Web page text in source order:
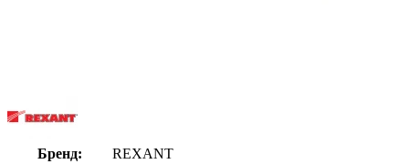
Бренд:
REXANT